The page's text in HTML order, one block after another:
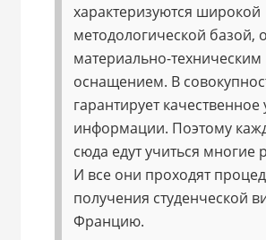
характеризуются широкой
методологической базой,
материально-техническим
оснащением. В
гарантирует качественное
информации. Поэтому
сюда едут учиться многие
И все они проходят
получения студенческой
Францию.